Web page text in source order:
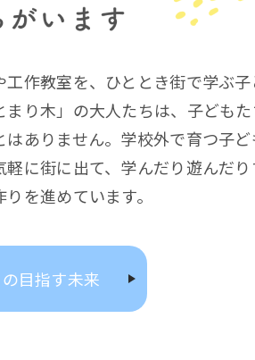
作教室を、ひととき街で学ぶ子
り木」の大人たちは、子どもた
ありません。学校外で育つ子ど
に街に出て、学んだり遊んだり
を進めています。
目指す未来